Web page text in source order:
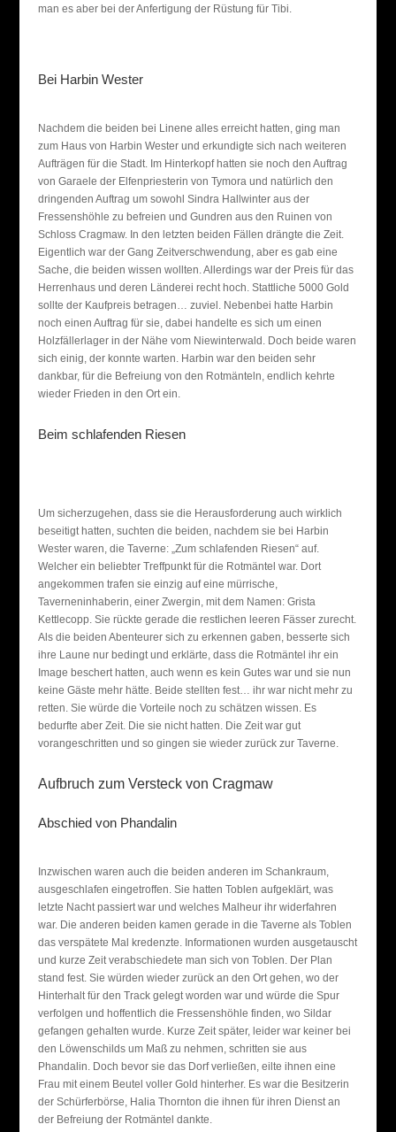
man es aber bei der Anfertigung der Rüstung für Tibi.
Bei Harbin Wester
Nachdem die beiden bei Linene alles erreicht hatten, ging man
zum Haus von Harbin Wester und erkundigte sich nach weiteren
Aufträgen für die Stadt. Im Hinterkopf hatten sie noch den Auftrag
von Garaele der Elfenpriesterin von Tymora und natürlich den
dringenden Auftrag um sowohl Sindra Hallwinter aus der
Fressenshöhle zu befreien und Gundren aus den Ruinen von
Schloss Cragmaw. In den letzten beiden Fällen drängte die Zeit.
Eigentlich war der Gang Zeitverschwendung, aber es gab eine
Sache, die beiden wissen wollten. Allerdings war der Preis für das
Herrenhaus und deren Länderei recht hoch. Stattliche 5000 Gold
sollte der Kaufpreis betragen… zuviel. Nebenbei hatte Harbin
noch einen Auftrag für sie, dabei handelte es sich um einen
Holzfällerlager in der Nähe vom Niewinterwald. Doch beide waren
sich einig, der konnte warten. Harbin war den beiden sehr
dankbar, für die Befreiung von den Rotmänteln, endlich kehrte
wieder Frieden in den Ort ein.
Beim schlafenden Riesen
Um sicherzugehen, dass sie die Herausforderung auch wirklich
beseitigt hatten, suchten die beiden, nachdem sie bei Harbin
Wester waren, die Taverne: „Zum schlafenden Riesen“ auf.
Welcher ein beliebter Treffpunkt für die Rotmäntel war. Dort
angekommen trafen sie einzig auf eine mürrische,
Taverneninhaberin, einer Zwergin, mit dem Namen: Grista
Kettlecopp. Sie rückte gerade die restlichen leeren Fässer zurecht.
Als die beiden Abenteurer sich zu erkennen gaben, besserte sich
ihre Laune nur bedingt und erklärte, dass die Rotmäntel ihr ein
Image beschert hatten, auch wenn es kein Gutes war und sie nun
keine Gäste mehr hätte. Beide stellten fest… ihr war nicht mehr zu
retten. Sie würde die Vorteile noch zu schätzen wissen. Es
bedurfte aber Zeit. Die sie nicht hatten. Die Zeit war gut
vorangeschritten und so gingen sie wieder zurück zur Taverne.
Aufbruch zum Versteck von Cragmaw
Abschied von Phandalin
Inzwischen waren auch die beiden anderen im Schankraum,
ausgeschlafen eingetroffen. Sie hatten Toblen aufgeklärt, was
letzte Nacht passiert war und welches Malheur ihr widerfahren
war. Die anderen beiden kamen gerade in die Taverne als Toblen
das verspätete Mal kredenzte. Informationen wurden ausgetauscht
und kurze Zeit verabschiedete man sich von Toblen. Der Plan
stand fest. Sie würden wieder zurück an den Ort gehen, wo der
Hinterhalt für den Track gelegt worden war und würde die Spur
verfolgen und hoffentlich die Fressenshöhle finden, wo Sildar
gefangen gehalten wurde. Kurze Zeit später, leider war keiner bei
den Löwenschilds um Maß zu nehmen, schritten sie aus
Phandalin. Doch bevor sie das Dorf verließen, eilte ihnen eine
Frau mit einem Beutel voller Gold hinterher. Es war die Besitzerin
der Schürferbörse, Halia Thornton die ihnen für ihren Dienst an
der Befreiung der Rotmäntel dankte.